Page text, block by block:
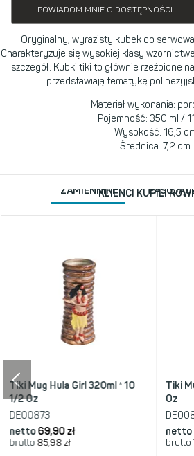
POWIADOM MNIE O DOSTĘPNOŚCI
Oryginalny, wyrazisty kubek do
Charakteryzuje się wysokiej klasy
szczegół. Kubki tiki to głównie rzeźbione
przedstawiają tematykę
Materiał wykonania:
Pojemność: 350 ml /
Wysokość: 16,5
Średnica: 7,2 cm
ZAMIENNIKIKLIENCI KUPILI
Tiki Mug Hula Girl 320ml * 10
1/2 Oz
DE00873
netto 69,90 zł
brutto 85,98 zł
Tiki
Oz
netto
brutto